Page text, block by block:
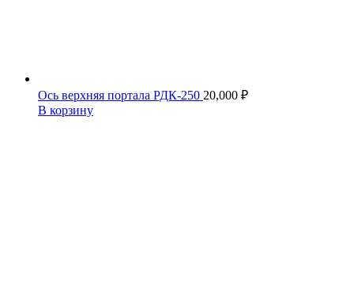
Ось верхняя портала РДК-250 20,000 ₽
В корзину